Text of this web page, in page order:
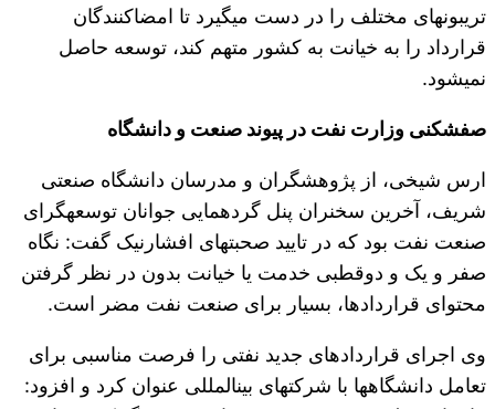
تریبون‎های مختلف را در دست می‎گیرد تا امضاکنندگان
قرارداد را به خیانت به کشور متهم کند، توسعه حاصل
نمی‎شود.
صف‎شکنی وزارت نفت در پیوند صنعت و دانشگاه
ارس شیخی، از پژوهشگران و مدرسان دانشگاه صنعتی
شریف، آخرین سخنران پنل گردهمایی جوانان توسعه‎گرای
صنعت نفت بود که در تایید صحبت‎های افشارنیک گفت: نگاه
صفر و یک و دوقطبی خدمت یا خیانت بدون در نظر گرفتن
محتوای قراردادها، بسیار برای صنعت نفت مضر است.
وی اجرای قراردادهای جدید نفتی را فرصت مناسبی برای
تعامل دانشگاه‎ها با شرکت‎های بین‎المللی عنوان کرد و افزود: